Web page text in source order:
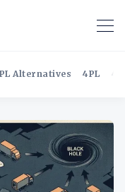
Alternatives 4PL